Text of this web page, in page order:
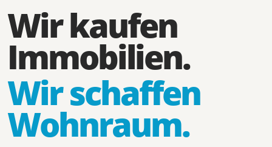
Wir kaufen
Immobilien.
Wir schaffen
Wohnraum.